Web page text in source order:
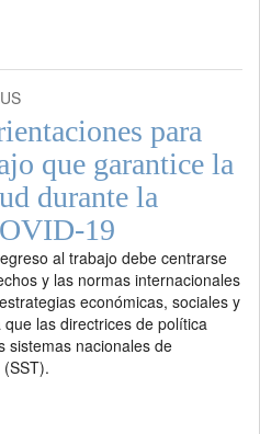
para
que garantice la
durante la
19
al trabajo debe centrarse
y las normas internacionales
económicas, sociales y
las directrices de política
sistemas nacionales de